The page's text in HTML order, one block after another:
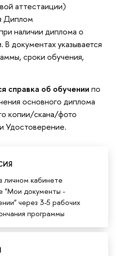
аттестаиции)
Диплом
наличии диплома о
документах указывается
сроки обучения,
справка об обучении по
основного диплома
копии/скана/фото
Удостоверение.
личном кабинете
"Мои документы -
через 3-5 рабочих
программы